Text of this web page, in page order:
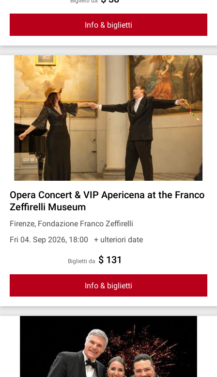
Info & biglietti
Opera Concert & VIP Apericena at the Franco
Zeffirelli Museum
Firenze, Fondazione Franco Zeffirelli
Fri 04. Sep 2026, 18:00
+ ulteriori date
Biglietti da $ 131
Info & biglietti